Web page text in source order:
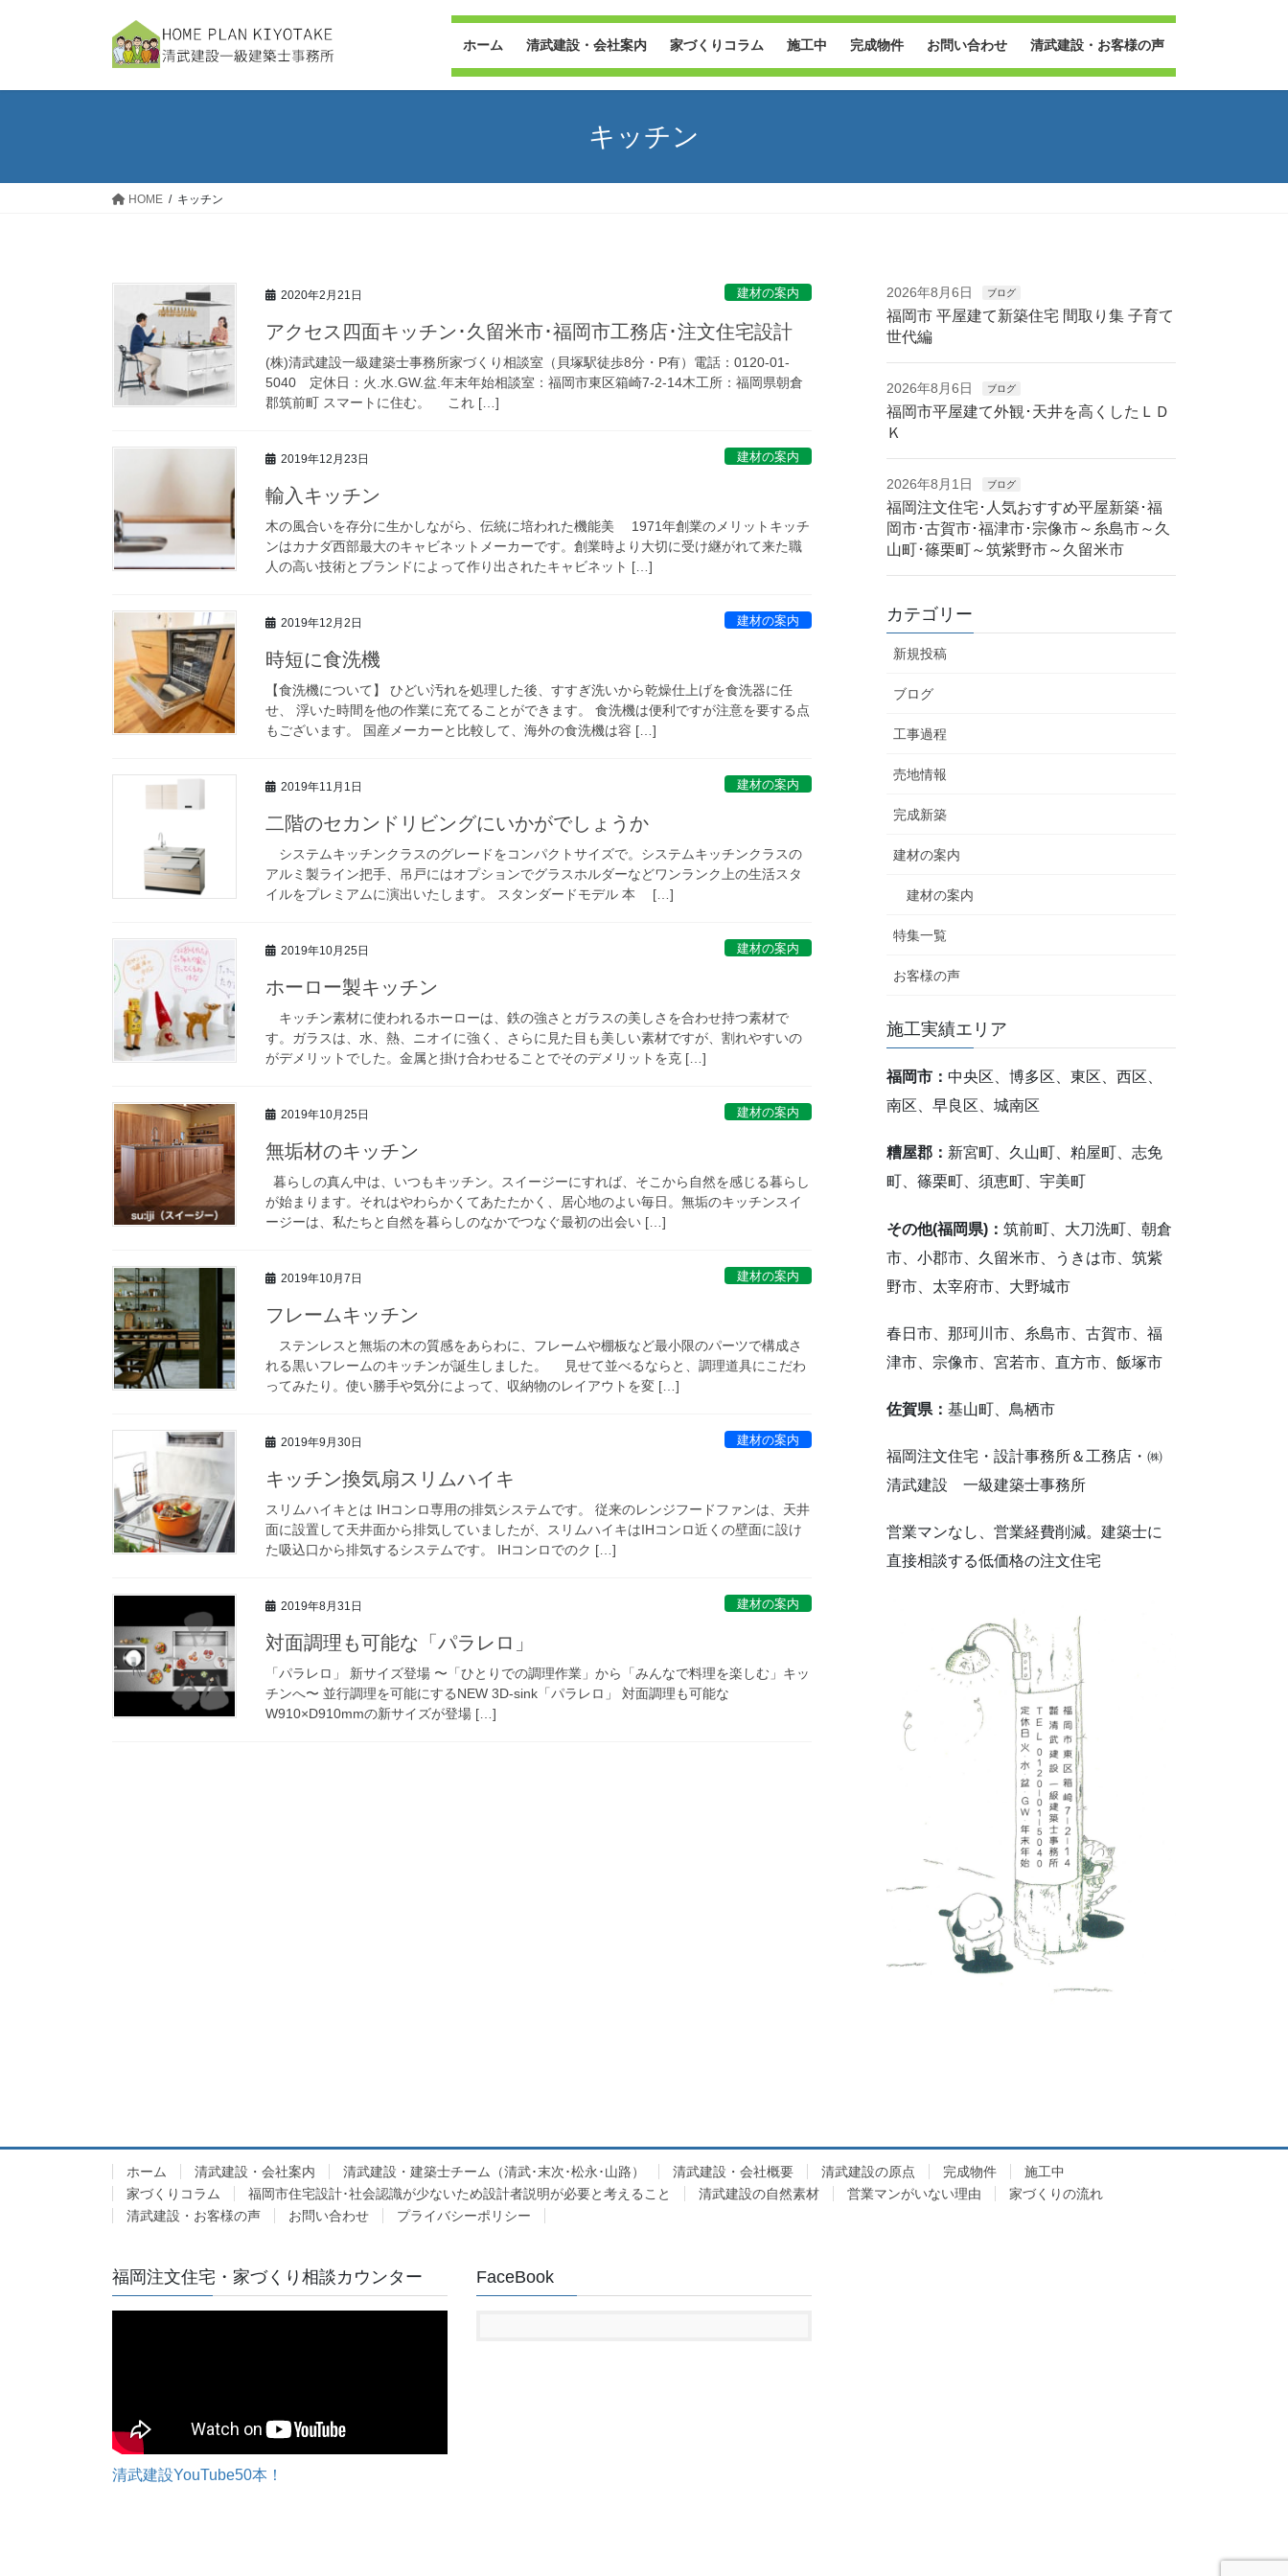
ホーム 清武建設・会社案内 家づくりコラム 施工中 完成物件 お問い合わせ 清武建設・お客様の声
キッチン
HOME キッチン
2020年2月21日 建材の案内
アクセス四面キッチン･久留米市･福岡市工務店･注文住宅設計
(株)清武建設一級建築士事務所家づくり相談室（貝塚駅徒歩8分・P有）電話：0120-01-
5040 定休日：火.水.GW.盆.年末年始相談室：福岡市東区箱崎7-2-14木工所：福岡県朝倉
郡筑前町 スマートに住む。 これ […]
2019年12月23日 建材の案内
輸入キッチン
木の風合いを存分に生かしながら、伝統に培われた機能美 1971年創業のメリットキッチ
ンはカナダ西部最大のキャビネットメーカーです。創業時より大切に受け継がれて来た職
人の高い技術とブランドによって作り出されたキャビネット […]
2019年12月2日 建材の案内
時短に食洗機
【食洗機について】 ひどい汚れを処理した後、すすぎ洗いから乾燥仕上げを食洗器に任
せ、 浮いた時間を他の作業に充てることができます。 食洗機は便利ですが注意を要する点
もございます。 国産メーカーと比較して、海外の食洗機は容 […]
2019年11月1日 建材の案内
二階のセカンドリビングにいかがでしょうか
システムキッチンクラスのグレードをコンパクトサイズで。システムキッチンクラスの
アルミ製ライン把手、吊戸にはオプションでグラスホルダーなどワンランク上の生活スタ
イルをプレミアムに演出いたします。 スタンダードモデル 本 […]
2019年10月25日 建材の案内
ホーロー製キッチン
キッチン素材に使われるホーローは、鉄の強さとガラスの美しさを合わせ持つ素材で
す。ガラスは、水、熱、ニオイに強く、さらに見た目も美しい素材ですが、割れやすいの
がデメリットでした。金属と掛け合わせることでそのデメリットを克 […]
2019年10月25日 建材の案内
無垢材のキッチン
暮らしの真ん中は、いつもキッチン。スイージーにすれば、そこから自然を感じる暮らし
が始まります。それはやわらかくてあたたかく、居心地のよい毎日。無垢のキッチンスイ
ージーは、私たちと自然を暮らしのなかでつなぐ最初の出会い […]
2019年10月7日 建材の案内
フレームキッチン
ステンレスと無垢の木の質感をあらわに、フレームや棚板など最小限のパーツで構成さ
れる黒いフレームのキッチンが誕生しました。 見せて並べるならと、調理道具にこだわ
ってみたり。使い勝手や気分によって、収納物のレイアウトを変 […]
2019年9月30日 建材の案内
キッチン換気扇スリムハイキ
スリムハイキとは IHコンロ専用の排気システムです。 従来のレンジフードファンは、天井
面に設置して天井面から排気していましたが、スリムハイキはIHコンロ近くの壁面に設け
た吸込口から排気するシステムです。 IHコンロでのク […]
2019年8月31日 建材の案内
対面調理も可能な「パラレロ」
「パラレロ」 新サイズ登場 〜「ひとりでの調理作業」から「みんなで料理を楽しむ」キッ
チンへ〜 並行調理を可能にするNEW 3D-sink「パラレロ」 対面調理も可能な
W910×D910mmの新サイズが登場 […]
2026年8月6日 ブログ
福岡市 平屋建て新築住宅 間取り集 子育て
世代編
2026年8月6日 ブログ
福岡市平屋建て外観･天井を高くしたＬＤ
Ｋ
2026年8月1日 ブログ
福岡注文住宅･人気おすすめ平屋新築･福
岡市･古賀市･福津市･宗像市～糸島市～久
山町･篠栗町～筑紫野市～久留米市
カテゴリー
新規投稿
ブログ
工事過程
売地情報
完成新築
建材の案内
建材の案内
特集一覧
お客様の声
施工実績エリア
福岡市：中央区、博多区、東区、西区、
南区、早良区、城南区
糟屋郡： 新宮町、久山町、粕屋町、志免
町、篠栗町、須恵町、宇美町
その他(福岡県)：筑前町、大刀洗町、朝倉
市、小郡市、久留米市、うきは市、筑紫
野市、太宰府市、大野城市
春日市、那珂川市、糸島市、古賀市、福
津市、宗像市、宮若市、直方市、飯塚市
佐賀県：基山町、鳥栖市
福岡注文住宅・設計事務所＆工務店・㈱
清武建設 一級建築士事務所
営業マンなし、営業経費削減。建築士に
直接相談する低価格の注文住宅
ホーム 清武建設・会社案内 清武建設・建築士チーム（清武･末次･松永･山路） 清武建設・会社概要 清武建設の原点 完成物件
施工中
家づくりコラム
福岡市住宅設計･社会認識が少ないため設計者説明が必要と考えること 清武建設の自然素材 営業マンがいない理由
家づくりの流れ
清武建設・お客様の声
お問い合わせ プライバシーポリシー
福岡注文住宅・家づくり相談カウンター
清武建設YouTube50本！
FaceBook